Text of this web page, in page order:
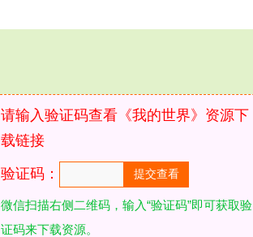
请输入验证码查看《我的世界》资源下
载链接
验证码：
微信扫描右侧二维码，输入“验证码”即可获取验
证码来下载资源。